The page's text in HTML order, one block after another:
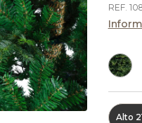
REF.
Alto